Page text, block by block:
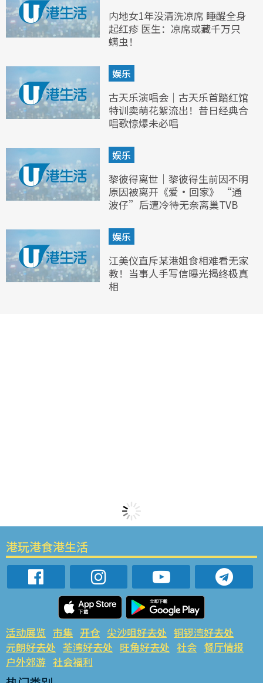
内地女1年没清洗凉席 睡醒全身
起红疹 医生：凉席或藏千万只
螨虫！
娱乐
古天乐演唱会｜古天乐首踏红馆
特训卖萌花絮流出！昔日经典合
唱歌惊爆未必唱
娱乐
黎彼得离世｜黎彼得生前因不明
原因被离开《爱·回家》 “通
波仔”后遭冷待无奈离巢TVB
娱乐
江美仪直斥某港姐食相难看无家
教！当事人手写信曝光揭终极真
相
港玩港食港生活
活动展览 市集 开仓 尖沙咀好去处 铜锣湾好去处
元朗好去处 荃湾好去处 旺角好去处 社会 餐厅情报
户外郊游 社会福利